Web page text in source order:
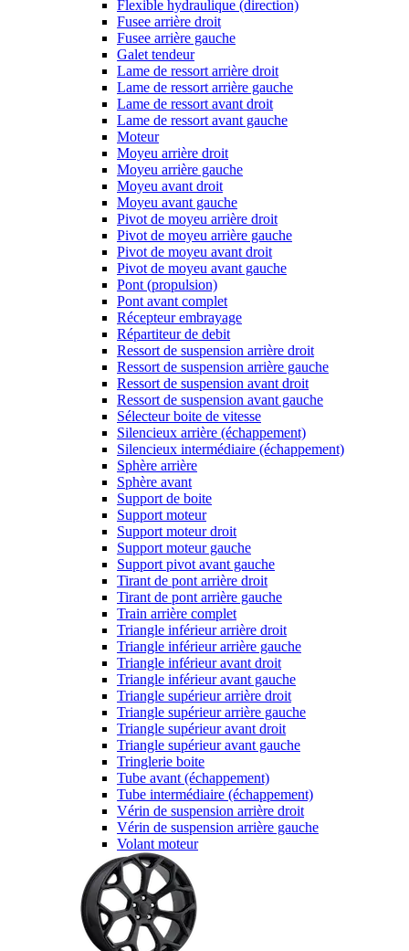
Flexible hydraulique (direction)
Fusee arrière droit
Fusee arrière gauche
Galet tendeur
Lame de ressort arrière droit
Lame de ressort arrière gauche
Lame de ressort avant droit
Lame de ressort avant gauche
Moteur
Moyeu arrière droit
Moyeu arrière gauche
Moyeu avant droit
Moyeu avant gauche
Pivot de moyeu arrière droit
Pivot de moyeu arrière gauche
Pivot de moyeu avant droit
Pivot de moyeu avant gauche
Pont (propulsion)
Pont avant complet
Récepteur embrayage
Répartiteur de debit
Ressort de suspension arrière droit
Ressort de suspension arrière gauche
Ressort de suspension avant droit
Ressort de suspension avant gauche
Sélecteur boite de vitesse
Silencieux arrière (échappement)
Silencieux intermédiaire (échappement)
Sphère arrière
Sphère avant
Support de boite
Support moteur
Support moteur droit
Support moteur gauche
Support pivot avant gauche
Tirant de pont arrière droit
Tirant de pont arrière gauche
Train arrière complet
Triangle inférieur arrière droit
Triangle inférieur arrière gauche
Triangle inférieur avant droit
Triangle inférieur avant gauche
Triangle supérieur arrière droit
Triangle supérieur arrière gauche
Triangle supérieur avant droit
Triangle supérieur avant gauche
Tringlerie boite
Tube avant (échappement)
Tube intermédiaire (échappement)
Vérin de suspension arrière droit
Vérin de suspension arrière gauche
Volant moteur